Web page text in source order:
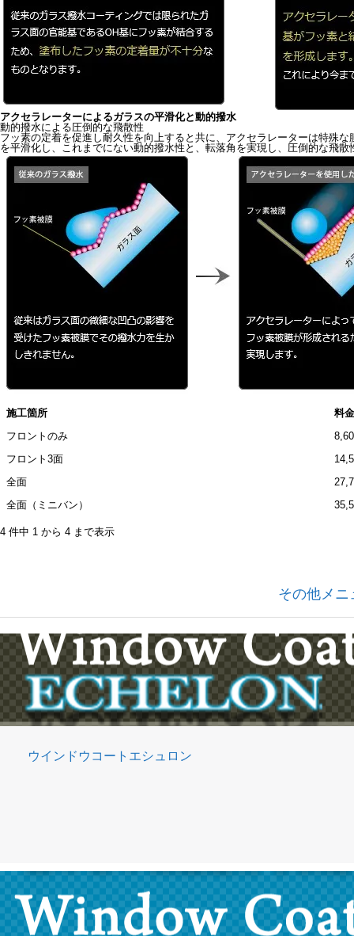
アクセラレーターによるガラスの平滑化と動的撥水
動的撥水による圧倒的な飛散性
フッ素の定着を促進し耐久性を向上すると共に、アクセラレーターは特殊
を平滑化し、これまでにない動的撥水性と、転落角を実現し、圧倒的な飛
施工箇所
料
フロントのみ
フロント3面
全面
全面（ミニバン）
4 件中 1 から 4 まで表示
その他メニ
ウインドウコートエシュロン